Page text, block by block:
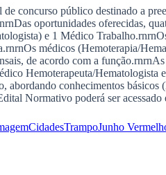
concurso público destinado a
oportunidades oferecidas,
e 1 Médico
médicos (Hemoterapia/
de acordo com a
Hemoterapeuta/Hematologista
abordando conhecimentos
Normativo poderá ser
CidadesTrampoJunho